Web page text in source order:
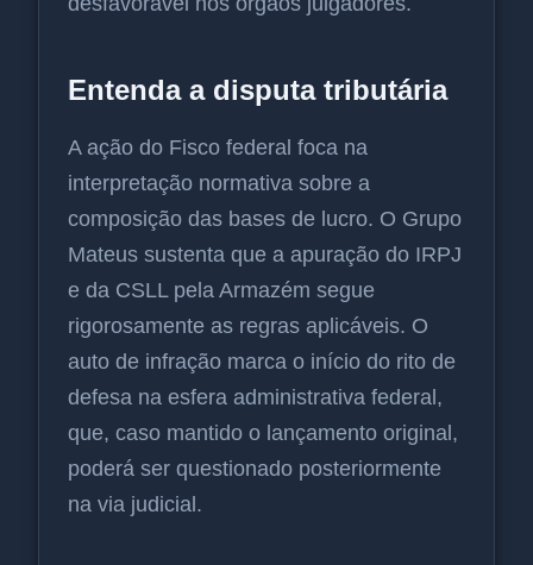
Entenda a disputa tributária
A ação do Fisco federal foca na
interpretação normativa sobre a
composição das bases de lucro. O Grupo
Mateus sustenta que a apuração do IRPJ
e da CSLL pela Armazém segue
rigorosamente as regras aplicáveis. O
auto de infração marca o início do rito de
defesa na esfera administrativa federal,
que, caso mantido o lançamento original,
poderá ser questionado posteriormente
na via judicial.